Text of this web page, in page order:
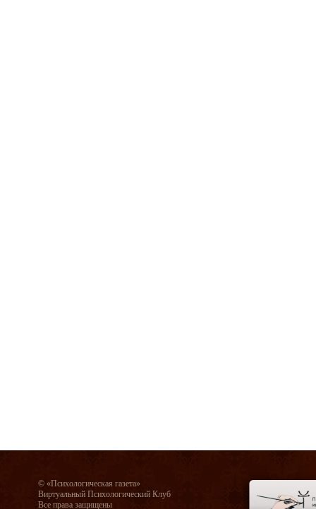
© «Психологическая газета»
Виртуальный Психологический Клуб
Все права защищены